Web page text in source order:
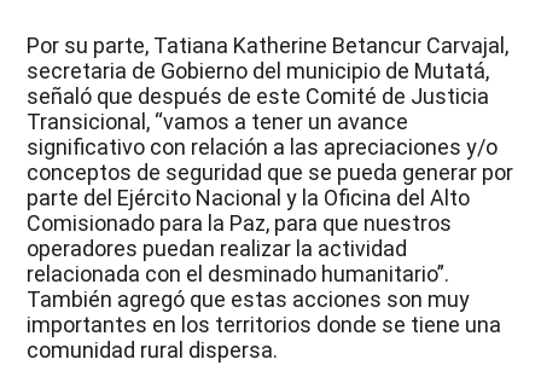
Por su parte, Tatiana Katherine Betancur Carvajal,
secretaria de Gobierno del municipio de Mutatá,
señaló que después de este Comité de Justicia
Transicional, “vamos a tener un avance
significativo con relación a las apreciaciones y/o
conceptos de seguridad que se pueda generar por
parte del Ejército Nacional y la Oficina del Alto
Comisionado para la Paz, para que nuestros
operadores puedan realizar la actividad
relacionada con el desminado humanitario”.
También agregó que estas acciones son muy
importantes en los territorios donde se tiene una
comunidad rural dispersa.